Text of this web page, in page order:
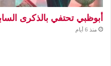
أبوظبي تحتفي بالذكرى
منذ 6 أيام